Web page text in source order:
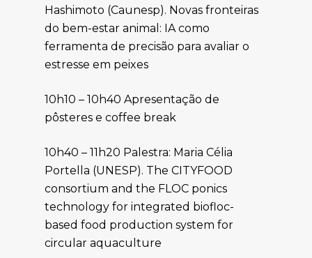
Hashimoto (Caunesp). Novas fronteiras
do bem-estar animal: IA como
ferramenta de precisão para avaliar o
estresse em peixes
10h10 – 10h40 Apresentação de
pôsteres e coffee break
10h40 – 11h20 Palestra: Maria Célia
Portella (UNESP). The CITYFOOD
consortium and the FLOC ponics
technology for integrated biofloc-
based food production system for
circular aquaculture